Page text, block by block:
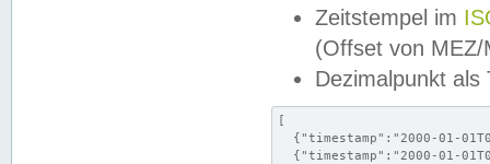
Zeitstempel im
(Offset von MEZ/
Dezimalpunkt als
[
{"timestamp":"2000-01-
{"timestamp":"2000-01-